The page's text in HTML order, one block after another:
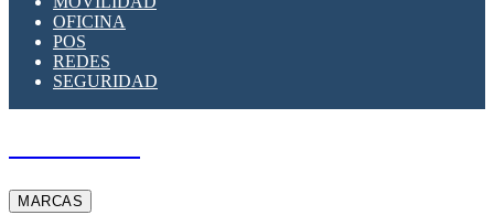
OFICINA
POS
REDES
SEGURIDAD
MARCAS